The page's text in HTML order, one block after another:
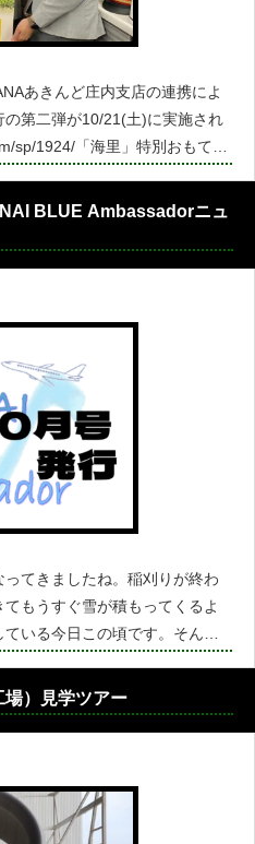
あきんど庄内支店の連携によ
第二弾が10/21(土)に実施され
sp/1924/「海里」特別おもてな
BLUE Ambassadorニュ
てきましたね。稲刈りが終わ
もうすぐ雪が積もってくるよ
いる今日この頃です。そんな1
知らせなども掲載しているの
）見学ツアー